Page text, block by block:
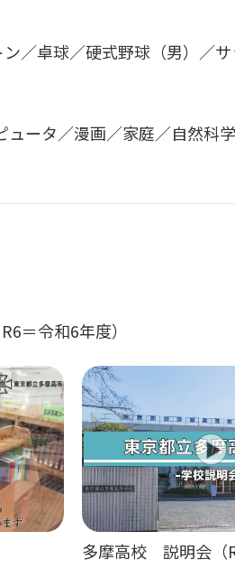
／卓球／硬式野球（男）／
ータ／漫画／家庭／自然科
＝令和6年度）
多摩高校 説明会（